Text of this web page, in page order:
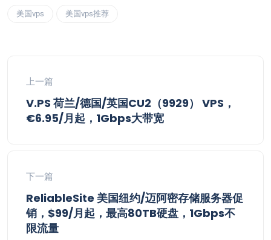
美国vps 美国vps推荐
上一篇
V.PS 荷兰/德国/英国CU2（9929） VPS，
€6.95/月起，1Gbps大带宽
下一篇
ReliableSite 美国纽约/迈阿密存储服务器促
销，$99/月起，最高80TB硬盘，1Gbps不
限流量